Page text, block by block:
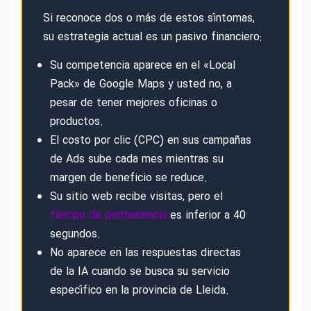
Si reconoce dos o más de estos síntomas,
su estrategia actual es un pasivo financiero:
Su competencia aparece en el «Local
Pack» de Google Maps y usted no, a
pesar de tener mejores oficinas o
productos.
El costo por clic (CPC) en sus campañas
de Ads sube cada mes mientras su
margen de beneficio se reduce.
Su sitio web recibe visitas, pero el
tiempo de permanencia es inferior a 40
segundos.
No aparece en las respuestas directas
de la IA cuando se busca su servicio
específico en la provincia de Lleida.